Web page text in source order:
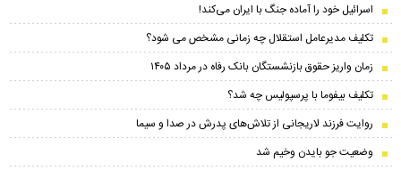
اسرائیل خود را آماده جنگ با ایران می‌کند!
تکلیف مدیرعامل استقلال چه زمانی مشخص می شود؟
زمان واریز حقوق بازنشستگان بانک رفاه در مرداد ۱۴۰۵
تکلیف بیفوما با پرسپولیس چه شد؟
روایت فرزند لاریجانی از تلاش‌های پدرش در صدا و سیما
وضعیت جو بایدن وخیم شد